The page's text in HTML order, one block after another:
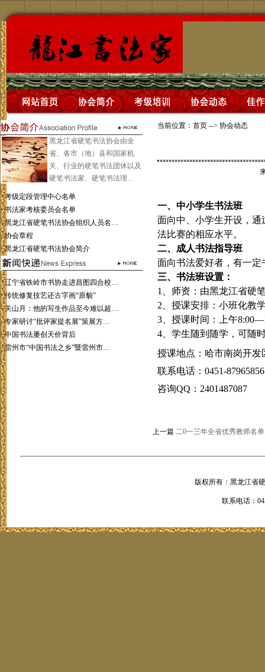
黑龙江省硬笔书法协会由全
省、各市（地）县和国家机
关、行业的硬笔书法团休以及
硬笔书法家、硬笔书法理...
·考级定段管理中心名单
·书法家考核委员会名单
·黑龙江省硬笔书法协会组织人员名…
·协会章程
·黑龙江省硬笔书法协会简介
·辽宁省铁岭市书协走进昌图四合校…
·传统修复技艺还古字画“原貌”
·关山月：他的写生作品至今难以超…
·专家研讨“批评家提名展”策展方…
·中国书法屡创天价背后
·雷州市“中国书法之乡”暨雷州市…
当前位置： 首页 --> 协会动态
一、中小学生书法班
面向中、小学生开设，
法比赛的相应水平。
二、成人书法指导班
面向书法爱好者，有一
三、书法班设置：
1
、师资：由黑龙江省硬
2 、授课安排：小班化教
3 、授课时间：上午8:00—
4 、学生随到随学，可随
授课地点：哈市南岗开发
联系电话： 0451-87965856
咨询QQ ： 2401487087
上一篇 二0一三年全省优秀教师名单
版权所有：黑龙江省
联系电话：